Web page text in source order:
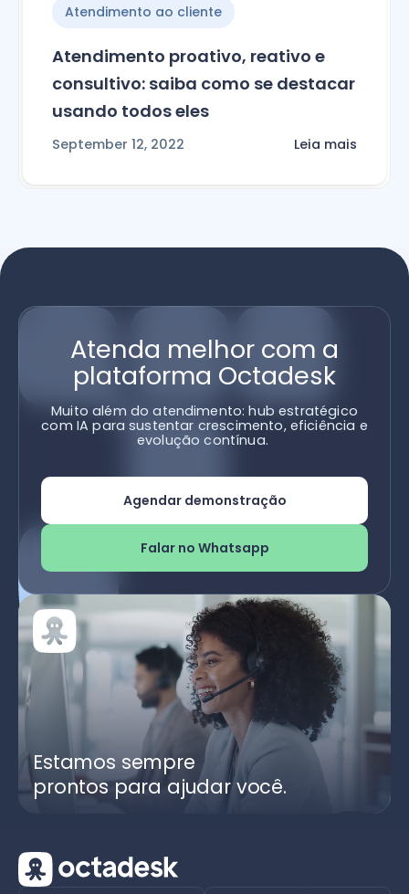
Atendimento ao cliente
Atendimento proativo, reativo e
consultivo: saiba como se destacar
usando todos eles
September 12, 2022 Leia mais
Atenda melhor com a
plataforma Octadesk
Muito além do atendimento: hub estratégico
com IA para sustentar crescimento, eficiência e
evolução contínua.
Agendar demonstração
Falar no Whatsapp
Estamos sempre
prontos para ajudar você.